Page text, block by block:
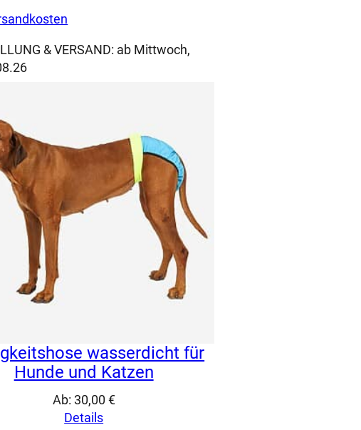
& VERSAND: ab Mittwoch,
wasserdicht für
Hunde und Katzen
Ab: 30,00 €
Details